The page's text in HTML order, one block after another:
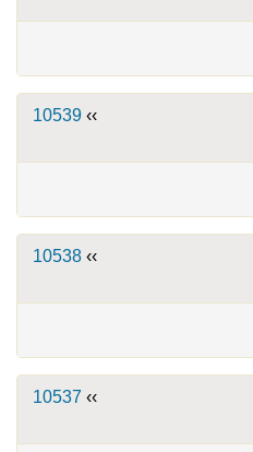
››
10539
››
10538
››
10537